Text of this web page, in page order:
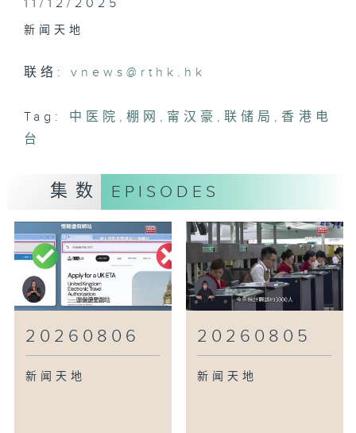
11/12/2025
新闻天地
联络:vnews@rthk.hk
Tag: 中医院 , 棚网 , 甯汉豪 ,联储局 , 香港电
台
集数 EPISODES
20260806
新闻天地
20260805
新闻天地